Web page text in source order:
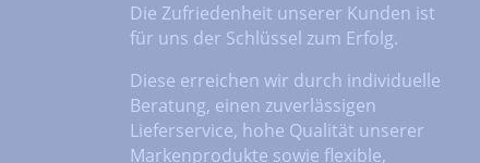
Die Zufriedenheit unserer Kunden ist
für uns der Schlüssel zum Erfolg.
Diese erreichen wir durch individuelle
Beratung, einen zuverlässigen
Lieferservice, hohe Qualität unserer
Markenprodukte sowie flexible,